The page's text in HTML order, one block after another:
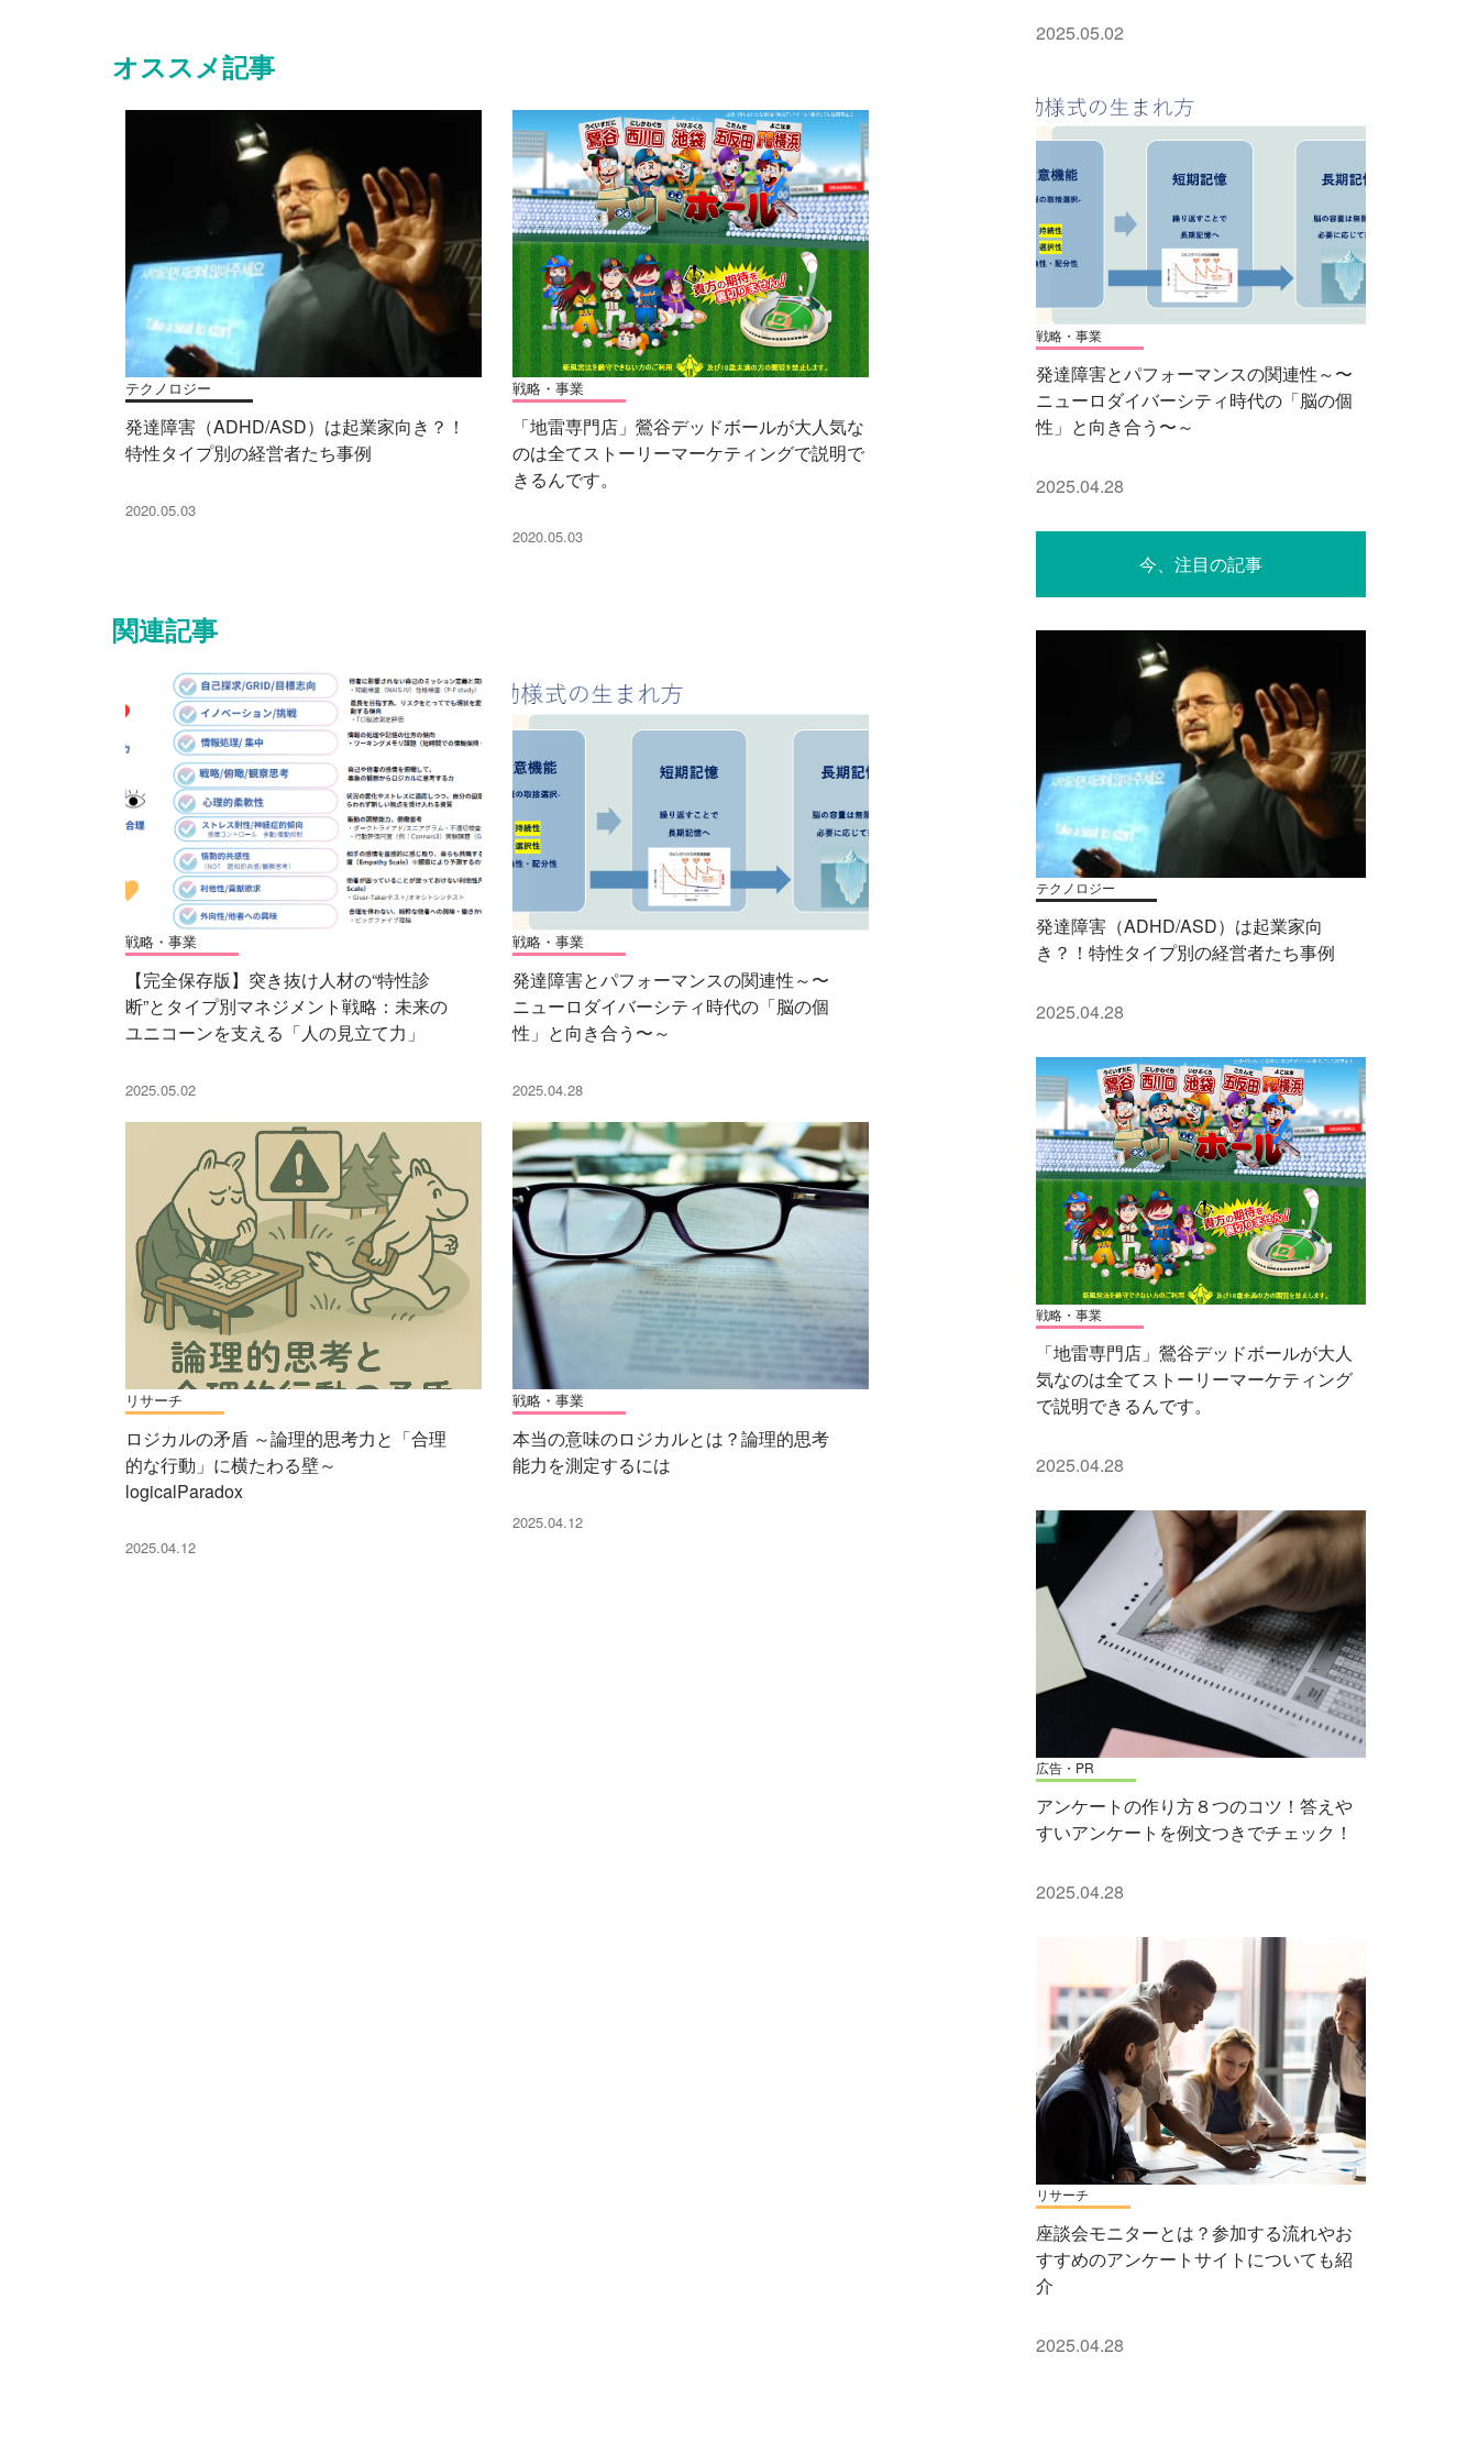
オススメ記事
テクノロジー
発達障害（ADHD/ASD）は起業家向き？！
特性タイプ別の経営者たち事例
2020.05.03
戦略・事業
「地雷専門店」鶯谷デッドボールが大人気な
のは全てストーリーマーケティングで説明で
きるんです。
2020.05.03
関連記事
戦略・事業
【完全保存版】突き抜け人材の“特性診
断”とタイプ別マネジメント戦略：未来の
ユニコーンを支える「人の見立て力」
2025.05.02
戦略・事業
発達障害とパフォーマンスの関連性～〜
ニューロダイバーシティ時代の「脳の個
性」と向き合う〜～
2025.04.28
リサーチ
ロジカルの矛盾 ～論理的思考力と「合理
的な行動」に横たわる壁～
logicalParadox
2025.04.12
戦略・事業
本当の意味のロジカルとは？論理的思考
能力を測定するには
2025.04.12
2025.05.02
戦略・事業
発達障害とパフォーマンスの関連性～〜
ニューロダイバーシティ時代の「脳の個
性」と向き合う〜～
2025.04.28
今、注目の記事
テクノロジー
発達障害（ADHD/ASD）は起業家向
き？！特性タイプ別の経営者たち事例
2025.04.28
戦略・事業
「地雷専門店」鶯谷デッドボールが大人
気なのは全てストーリーマーケティング
で説明できるんです。
2025.04.28
広告・PR
アンケートの作り方８つのコツ！答えや
すいアンケートを例文つきでチェック！
2025.04.28
リサーチ
座談会モニターとは？参加する流れやお
すすめのアンケートサイトについても紹
介
2025.04.28